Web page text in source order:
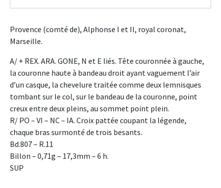
Provence (comté de), Alphonse I et II, royal coronat,
Marseille.
A/ + REX. ARA. GONE, N et E liés. Tête couronnée à gauche,
la couronne haute à bandeau droit ayant vaguement l’air
d’un casque, la chevelure traitée comme deux lemnisques
tombant sur le col, sur le bandeau de la couronne, point
creux entre deux pleins, au sommet point plein.
R/ PO – VI – NC – IA. Croix pattée coupant la légende,
chaque bras surmonté de trois besants.
Bd.807 – R.11
Billon – 0,71g – 17,3mm – 6 h.
SUP